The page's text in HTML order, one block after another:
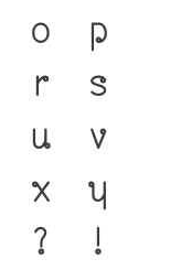
o
p
r
s
u
v
x
y
?
!